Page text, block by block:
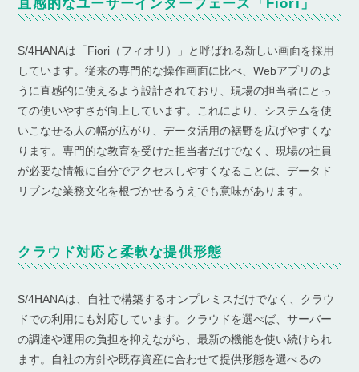
直感的なユーザーインターフェース「Fiori」
S/4HANAは「Fiori（フィオリ）」と呼ばれる新しい画面を採用
しています。従来の専門的な操作画面に比べ、Webアプリのよ
うに直感的に使えるよう設計されており、現場の担当者にとっ
ての使いやすさが向上しています。これにより、システムを使
いこなせる人の幅が広がり、データ活用の裾野を広げやすくな
ります。専門的な教育を受けた担当者だけでなく、現場の社員
が必要な情報に自分でアクセスしやすくなることは、データド
リブンな業務文化を根づかせるうえでも意味があります。
クラウド対応と柔軟な提供形態
S/4HANAは、自社で構築するオンプレミスだけでなく、クラウ
ドでの利用にも対応しています。クラウドを選べば、サーバー
の調達や運用の負担を抑えながら、最新の機能を使い続けられ
ます。自社の方針や既存資産に合わせて提供形態を選べるの